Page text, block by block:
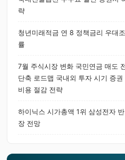
략
청년미래적금 연 8 정책금리 우대
률
7월 주식시장 변화 국민연금 매도
단축 로드맵 국내외 투자 시기 증권
비용 절감 전략
하이닉스 시가총액 1위 삼성전자
장 전망